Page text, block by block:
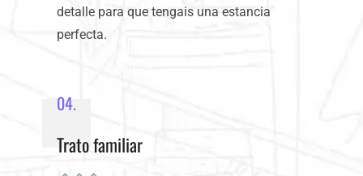
detalle para que tengais una estancia
perfecta.
04.
Trato familiar